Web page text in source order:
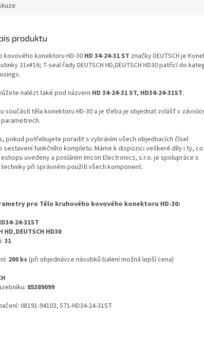
produktu
kovového konektoru HD-30HD 34-24-31 ST značky DEUTSCH je
31x#16; T-seal řady DEUTSCH HD,DEUTSCH HD30 patřící do
nalézt také pod názvem HD 34-24-31 ST, HD34-24-31ST.
součástí těla konektoru HD-30 a je třeba je objednat zvlášť v
pokud potřebujete poradit s vybráním všech objednacích čísel
sestavení funkčního kompletu. Máme k dispozici veškeré díly i ty, co
uvedeny a posláním Imcon Electronics, s.r.o. je spolupráce s
při správném použití všech komponent.
pro Tělo kruhového kovového konektoru HD-30:
24-31ST
HD,DEUTSCH HD30
31
200 ks (při objednávce násobků balení možná lepší cena)
85389099
08191-94103, 571-HD34-24-31ST